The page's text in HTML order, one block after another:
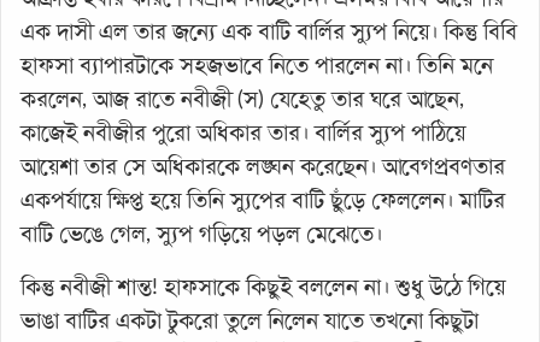
এক দাসী এল তার জন্যে এক বাটি বার্লির স্যুপ নিয়ে। কিন্তু বিবি
হাফসা ব্যাপারটাকে সহজভাবে নিতে পারলেন না। তিনি মনে
করলেন, আজ রাতে নবীজী (স) যেহেতু তার ঘরে আছেন,
কাজেই নবীজীর পুরো অধিকার তার। বার্লির স্যুপ পাঠিয়ে
আয়েশা তার সে অধিকারকে লঙ্ঘন করেছেন। আবেগপ্রবণতার
একপর্যায়ে ক্ষিপ্ত হয়ে তিনি স্যুপের বাটি ছুঁড়ে ফেললেন। মাটির
বাটি ভেঙে গেল, স্যুপ গড়িয়ে পড়ল মেঝেতে।
কিন্তু নবীজী শান্ত! হাফসাকে কিছুই বললেন না। শুধু উঠে গিয়ে
ভাঙা বাটির একটা টুকরো তুলে নিলেন যাতে তখনো কিছুটা